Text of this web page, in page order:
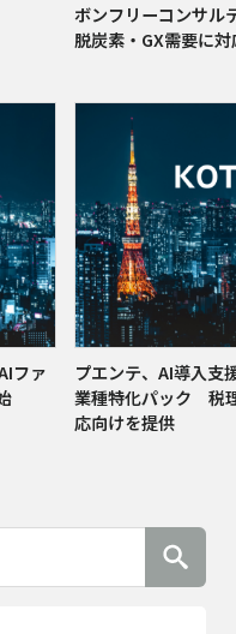
ボンフリーコンサ
脱炭素・GX需要に対
ファ
プエンテ、AI導入支
業種特化パック 税
応向けを提供